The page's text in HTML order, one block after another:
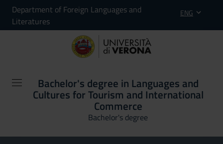
Department of Foreign Languages and
Literatures
ENG
Bachelor's degree in Languages and
Cultures for Tourism and International
Commerce
Bachelor's degree